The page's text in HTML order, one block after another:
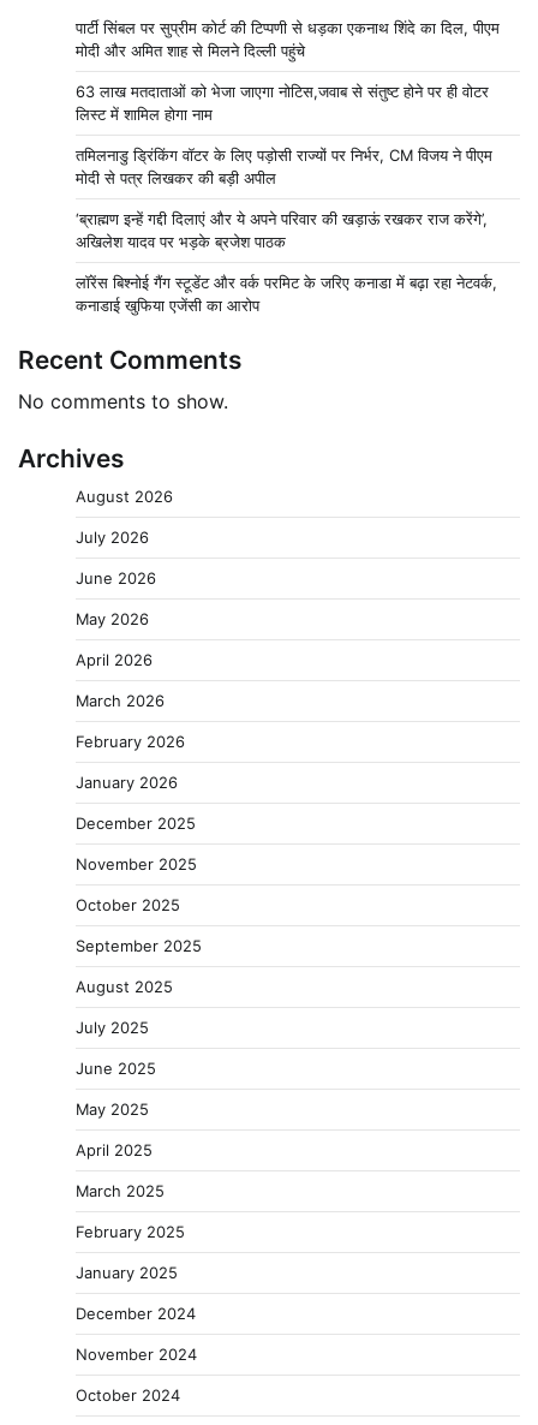
पार्टी सिंबल पर सुप्रीम कोर्ट की टिप्पणी से धड़का एकनाथ शिंदे का दिल, पीएम
मोदी और अमित शाह से मिलने दिल्ली पहुंचे
63 लाख मतदाताओं को भेजा जाएगा नोटिस,जवाब से संतुष्ट होने पर ही वोटर
लिस्ट में शामिल होगा नाम
तमिलनाडु ड्रिंकिंग वॉटर के लिए पड़ोसी राज्यों पर निर्भर, CM विजय ने पीएम
मोदी से पत्र लिखकर की बड़ी अपील
‘ब्राह्मण इन्हें गद्दी दिलाएं और ये अपने परिवार की खड़ाऊं रखकर राज करेंगे’,
अखिलेश यादव पर भड़के ब्रजेश पाठक
लॉरेंस बिश्नोई गैंग स्टूडेंट और वर्क परमिट के जरिए कनाडा में बढ़ा रहा नेटवर्क,
कनाडाई खुफिया एजेंसी का आरोप
Recent Comments
No comments to show.
Archives
August 2026
July 2026
June 2026
May 2026
April 2026
March 2026
February 2026
January 2026
December 2025
November 2025
October 2025
September 2025
August 2025
July 2025
June 2025
May 2025
April 2025
March 2025
February 2025
January 2025
December 2024
November 2024
October 2024